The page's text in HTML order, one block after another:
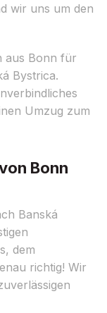
wir uns um den
aus Bonn für
Bystrica.
Umzug zum
Bonn
Banská
dem
richtig! Wir